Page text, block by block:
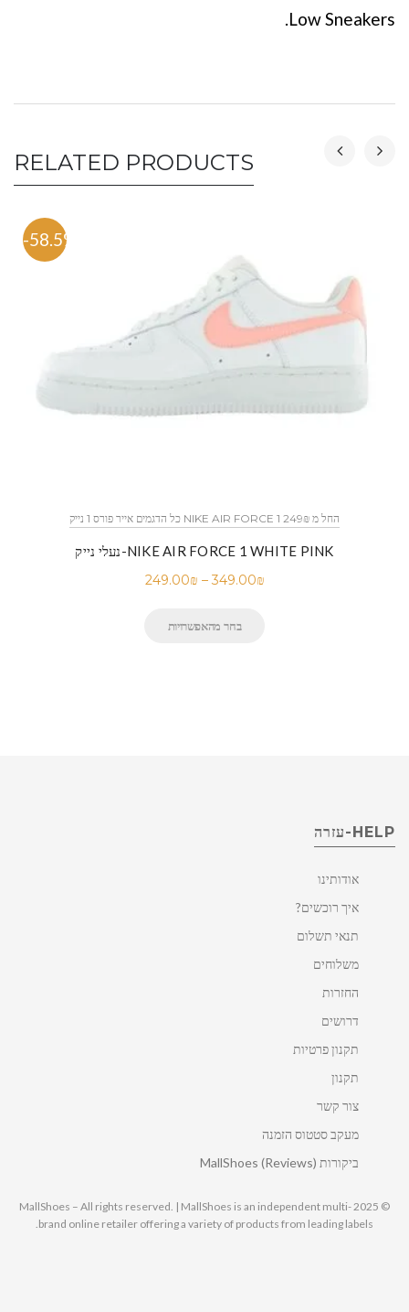
Low Sneakers.
RELATED PRODUCTS
-58.5%
כל הדגמים אייר פורס 1 נייק NIKE AIR FORCE 1 החל מ 249₪
נעלי נייק-NIKE AIR FORCE 1 WHITE PINK
249.00₪ – 349.00₪
בחר מהאפשרויות
HELP-עזרה
אודותינו
איך רוכשים?
תנאי תשלום
משלוחים
החזרות
דרושים
תקנון פרטיות
תקנון
צור קשר
מעקב סטטוס הזמנה
ביקורות MallShoes (Reviews)
© 2025 MallShoes – All rights reserved. | MallShoes is an independent multi-
brand online retailer offering a variety of products from leading labels.